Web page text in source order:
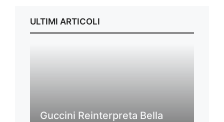
ULTIMI ARTICOLI
Guccini Reinterpreta Bella